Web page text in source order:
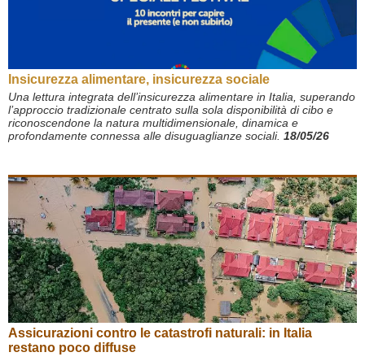
Insicurezza alimentare, insicurezza sociale
Una lettura integrata dell’insicurezza alimentare in Italia, supe­rando
l’approccio tradizionale centrato sulla sola disponibilità di cibo e
riconoscendone la natura multidimensionale, dinamica e
profondamente connessa alle disuguaglianze sociali. 18/05/26
Assicurazioni contro le catastrofi naturali: in Italia
restano poco diffuse